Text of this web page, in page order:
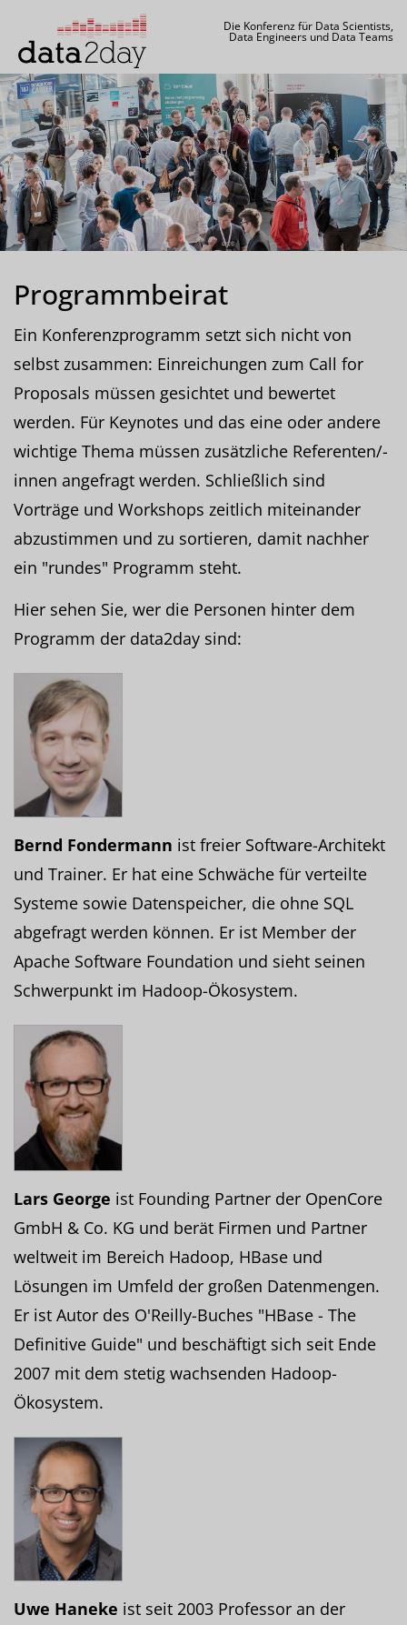
Die Konferenz für Data Scientists,
Data Engineers und Data Teams
Programmbeirat
Ein Konferenzprogramm setzt sich nicht von
selbst zusammen: Einreichungen zum Call for
Proposals müssen gesichtet und bewertet
werden. Für Keynotes und das eine oder andere
wichtige Thema müssen zusätzliche Referenten/-
innen angefragt werden. Schließlich sind
Vorträge und Workshops zeitlich miteinander
abzustimmen und zu sortieren, damit nachher
ein "rundes" Programm steht.
Hier sehen Sie, wer die Personen hinter dem
Programm der data2day sind:
Bernd Fondermann ist freier Software-Architekt
und Trainer. Er hat eine Schwäche für verteilte
Systeme sowie Datenspeicher, die ohne SQL
abgefragt werden können. Er ist Member der
Apache Software Foundation und sieht seinen
Schwerpunkt im Hadoop-Ökosystem.
Lars George ist Founding Partner der OpenCore
GmbH & Co. KG und berät Firmen und Partner
weltweit im Bereich Hadoop, HBase und
Lösungen im Umfeld der großen Datenmengen.
Er ist Autor des O'Reilly-Buches "HBase - The
Definitive Guide" und beschäftigt sich seit Ende
2007 mit dem stetig wachsenden Hadoop-
Ökosystem.
Uwe Haneke ist seit 2003 Professor an der